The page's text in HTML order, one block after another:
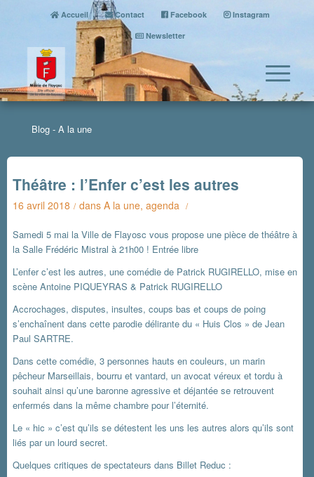
Accueil Contact Facebook
Instagram
Newsletter
Blog - A la une
Théâtre : l’Enfer c’est les autres
16 avril 2018 / dansA la une,agenda /
Samedi 5 mai la Ville de Flayosc vous propose une pièce de théâtre à
la Salle Frédéric Mistral à 21h00 ! Entrée libre
L’enfer c’est les autres, une comédie de Patrick RUGIRELLO, mise en
scène Antoine PIQUEYRAS & Patrick RUGIRELLO
Accrochages, disputes, insultes, coups bas et coups de poing
s’enchaînent dans cette parodie délirante du « Huis Clos » de Jean
Paul SARTRE.
Dans cette comédie, 3 personnes hauts en couleurs, un marin
pêcheur Marseillais, bourru et vantard, un avocat véreux et tordu à
souhait ainsi qu’une baronne agressive et déjantée se retrouvent
enfermés dans la même chambre pour l’éternité.
Le « hic » c’est qu’ils se détestent les uns les autres alors qu’ils sont
liés par un lourd secret.
Quelques critiques de spectateurs dans Billet Reduc :